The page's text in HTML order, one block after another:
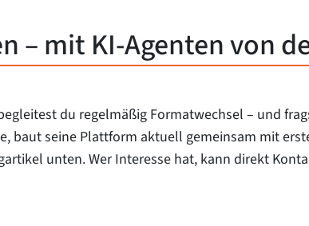
– mit KI-Agenten von
du regelmäßig Formatwechsel – und
baut seine Plattform aktuell gemeinsam mit
unten. Wer Interesse hat, kann direkt